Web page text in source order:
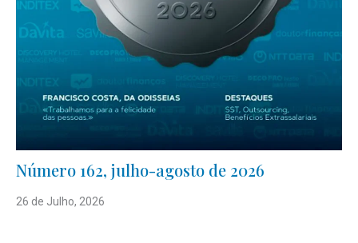
Número 162, julho-agosto de 2026
26 de Julho, 2026